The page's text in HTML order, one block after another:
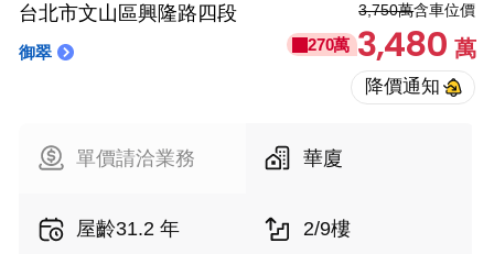
台北市文山區興隆路四段
御翠
3,750萬含車位價
270萬 3,480萬
單價請洽業務 華廈
屋齡31.2 年 2/9樓